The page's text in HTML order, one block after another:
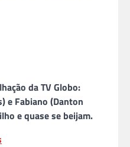
da TV Globo:
e Fabiano (Danton
e quase se beijam.